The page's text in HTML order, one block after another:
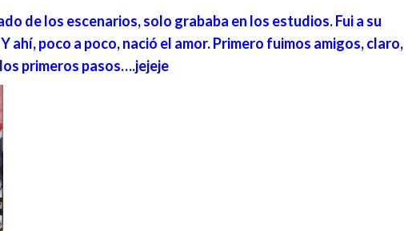
de los escenarios, solo grababa en los estudios. Fui a su
ahí, poco a poco, nació el amor. Primero fuimos amigos, claro,
primeros pasos….jejeje